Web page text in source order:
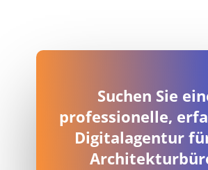
Suchen Sie
professionelle,
Digitalagentur